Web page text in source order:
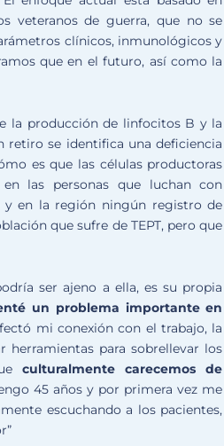
veteranos de guerra, que no se
clínicos, inmunológicos y
que en el futuro, así como la
la producción de linfocitos B y la
retiro se identifica una deficiencia
es que las células productoras
las personas que luchan con
y en la región ningún registro de
que sufre de TEPT, pero que
ser ajeno a ella, es su propia
un problema importante en
mi conexión con el trabajo, la
para sobrellevar los
culturalmente carecemos de
45 años y por primera vez me
escuchando a los pacientes,